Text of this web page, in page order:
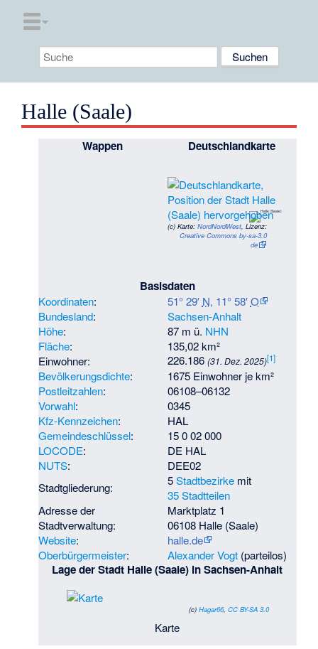
Halle (Saale)
Wappen Deutschlandkarte
(c) Karte: NordNordWest, Lizenz:
Creative Commons by-sa-3.0
de
Basisdaten
Koordinaten: 51° 29′ N, 11° 58′O
Bundesland:
Sachsen-Anhalt
Höhe: 87 m ü. NHN
Fläche:
135,02 km²
Einwohner:
226.186 (31. Dez. 2025)[1]
Bevölkerungsdichte:
1675 Einwohner je km²
Postleitzahlen:
06108–06132
Vorwahl:
0345
Kfz-Kennzeichen:
HAL
Gemeindeschlüssel:
15 0 02 000
LOCODE:
DE HAL
NUTS:
DEE02
Stadtgliederung:
5Stadtbezirkemit
35 Stadtteilen
Adresse der
Stadtverwaltung:
Marktplatz 1
06108 Halle (Saale)
Website:
halle.de
Oberbürgermeister: Alexander Vogt(parteilos)
Lage der Stadt Halle (Saale) in Sachsen-Anhalt
(c) Hagar66, CC BY-SA 3.0
Karte